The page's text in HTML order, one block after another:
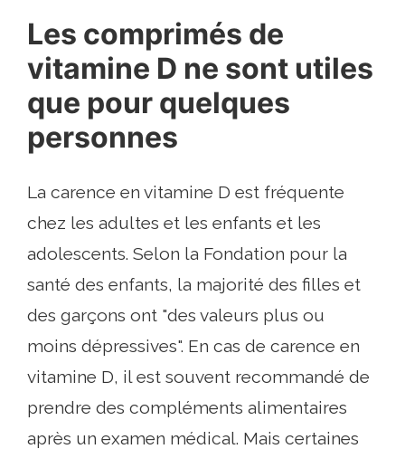
Les comprimés de
vitamine D ne sont utiles
que pour quelques
personnes
La carence en vitamine D est fréquente
chez les adultes et les enfants et les
adolescents. Selon la Fondation pour la
santé des enfants, la majorité des filles et
des garçons ont "des valeurs plus ou
moins dépressives". En cas de carence en
vitamine D, il est souvent recommandé de
prendre des compléments alimentaires
après un examen médical. Mais certaines